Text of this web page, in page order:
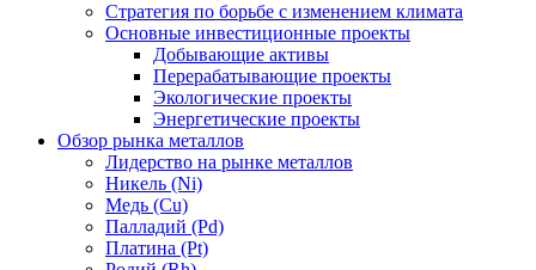
Стратегия по борьбе с изменением климата
Основные инвестиционные проекты
Добывающие активы
Перерабатывающие проекты
Экологические проекты
Энергетические проекты
Обзор рынка металлов
Лидерство на рынке металлов
Никель (Ni)
Медь (Cu)
Палладий (Pd)
Платина (Pt)